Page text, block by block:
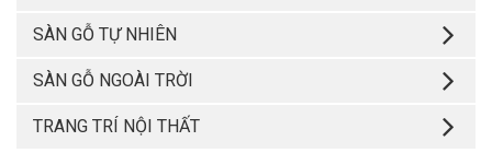
SÀN GỖ TỰ NHIÊN
SÀN GỖ NGOÀI TRỜI
TRANG TRÍ NỘI THẤT